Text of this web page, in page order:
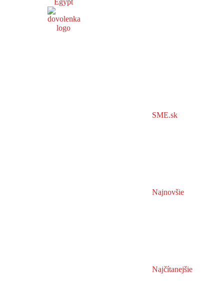
Egypt
SME.sk
Najnovšie
Najčítanejšie